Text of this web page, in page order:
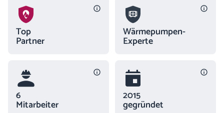
Top
Partner
Wärmepumpen-
Experte
6
Mitarbeiter
2015
gegründet